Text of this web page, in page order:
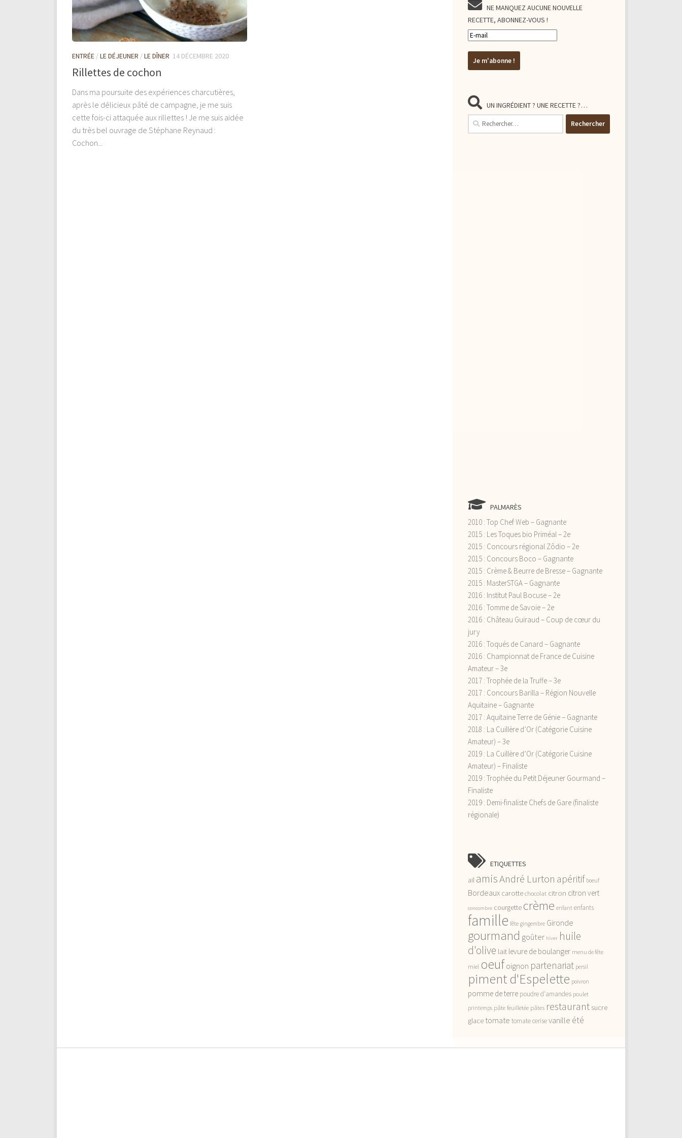
ENTRÉE /LE DÉJEUNER /LE DÎNER 14 DÉCEMBRE 2020
Rillettes de cochon
Dans ma poursuite des expériences charcutières,
après le délicieux pâté de campagne, je me suis
cette fois-ci attaquée aux rillettes ! Je me suis aidée
du très bel ouvrage de Stéphane Reynaud :
Cochon...
NE MANQUEZ AUCUNE NOUVELLE
RECETTE, ABONNEZ-VOUS !
UN INGRÉDIENT ? UNE RECETTE ?…
Rechercher :
PALMARÈS
2010 : Top Chef Web – Gagnante
2015 : Les Toques bio Priméal – 2e
2015 : Concours régional Zôdio – 2e
2015 : Concours Boco – Gagnante
2015 : Crème & Beurre de Bresse – Gagnante
2015 : MasterSTGA – Gagnante
2016 : Institut Paul Bocuse – 2e
2016 : Tomme de Savoie – 2e
2016 : Château Guiraud – Coup de cœur du
jury
2016 : Toqués de Canard – Gagnante
2016 : Championnat de France de Cuisine
Amateur – 3e
2017 : Trophée de la Truffe – 3e
2017 : Concours Barilla – Région Nouvelle
Aquitaine – Gagnante
2017 : Aquitaine Terre de Génie – Gagnante
2018 : La Cuillère d’Or (Catégorie Cuisine
Amateur) – 3e
2019 : La Cuillère d’Or (Catégorie Cuisine
Amateur) – Finaliste
2019 : Trophée du Petit Déjeuner Gourmand –
Finaliste
2019 : Demi-finaliste Chefs de Gare (finaliste
régionale)
ETIQUETTES
ail amisAndré Lurton apéritif boeuf
Bordeaux carottechocolat citron citron vert
concombre courgette crème enfant enfants
famille fête gingembre Gironde
gourmand goûter hiver huile
d'olive lait levure de boulanger menu de fête
miel oeuf oignon partenariat persil
piment d'Espelette poivron
pomme de terre poudre d'amandes poulet
printemps pâte feuilletée pâtes restaurant sucre
glace tomate tomate cerisevanille été